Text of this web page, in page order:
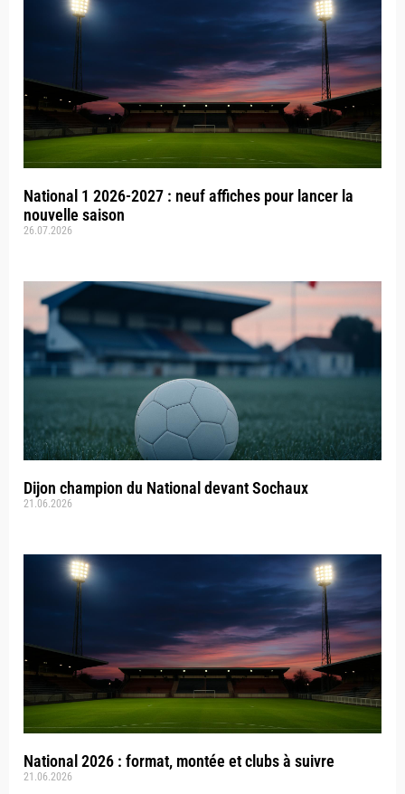
National 1 2026-2027 : neuf affiches pour lancer la
nouvelle saison
26.07.2026
Dijon champion du National devant Sochaux
21.06.2026
National 2026 : format, montée et clubs à suivre
21.06.2026